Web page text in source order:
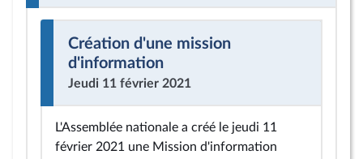
Création d'une mission
d'information
Jeudi 11 février 2021
L'Assemblée nationale a créé le jeudi 11
février 2021 une Mission d'information